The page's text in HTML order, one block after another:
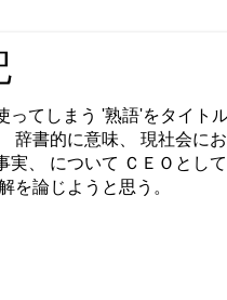
ってしまう '熟語'をタイトル
辞書的に意味、 現社会に
実、 について ＣＥＯとし
を論じようと思う。